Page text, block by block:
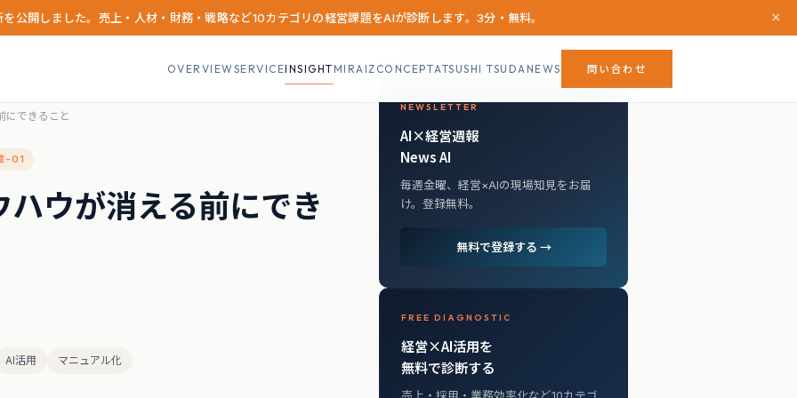
公開しました。売上・人材・財務・戦略など10カテゴリの経営課題をAIが診断します。3分・無料。 ×
OVERVIEWSERVICEINSIGHT MIRAIZCONCEPTATSUSHI TSUDA NEWS 問い合わせ
できること
-01
ウが消える前にでき
AI活用 マニュアル化
NEWSLETTER
AI×経営週報
News AI
毎週金曜、経営×AIの現場知見をお届
け。登録無料。
無料で登録する →
FREE DIAGNOSTIC
経営×AI活用を
無料で診断する